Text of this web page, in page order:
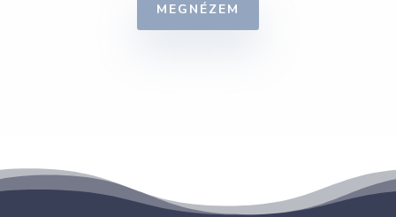
MEGNÉZEM